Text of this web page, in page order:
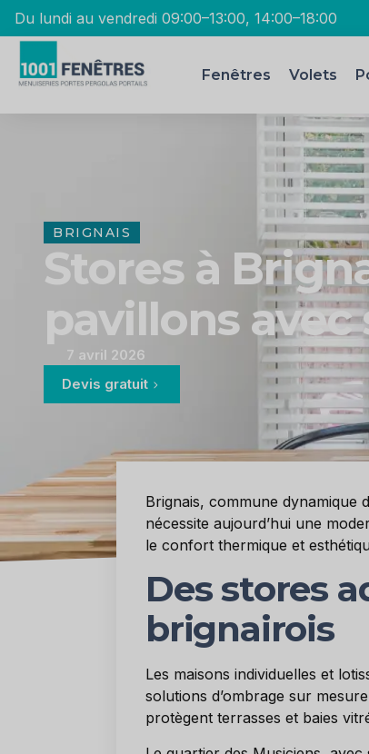
Du lundi au vendredi 09:00–13:00, 14:00–18:00
Fenêtres Volets
BRIGNAIS
Stores à
pavillons
7 avril 2026
Devis gratuit
Brignais, commune dynamique
nécessite aujourd’hui une
le confort thermique et
Des stores
brignairois
Les maisons individuelles et
solutions d’ombrage sur
protègent terrasses et baies